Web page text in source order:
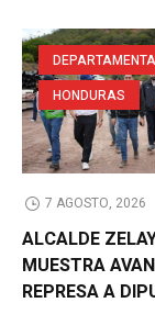
HONDURAS
7 AGOSTO, 2026
ALCALDE
MUESTRA
REPRESA A